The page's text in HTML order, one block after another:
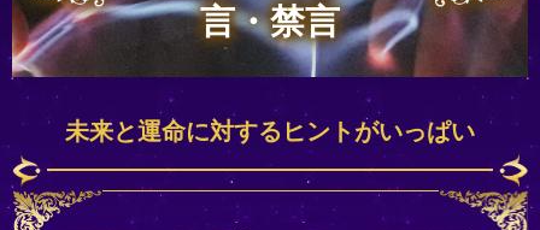
言・禁言
未来と運命に対するヒントがいっぱい